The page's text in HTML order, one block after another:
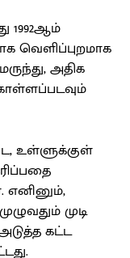
1992ஆம்
வெளிப்புறமாக
அதிக
உள்ளுக்குள்
முடி
கட்ட